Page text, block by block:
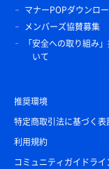
マナーPOPダウンロ
メンバーズ協賛募集
「安全への取り組み
いて
推奨環境
特定商取引法に基づく表
利用規約
コミュニティガイドライ